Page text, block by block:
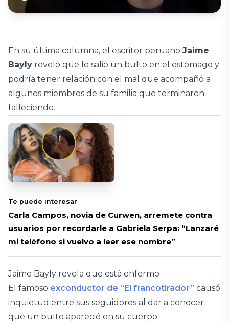
En su última columna, el escritor peruano Jaime
Bayly reveló que le salió un bulto en el estómago y
podría tener relación con el mal que acompañó a
algunos miembros de su familia que terminaron
falleciendo.
Te puede interesar
Carla Campos, novia de Curwen, arremete contra
usuarios por recordarle a Gabriela Serpa: “Lanzaré
mi teléfono si vuelvo a leer ese nombre”
Jaime Bayly revela que está enfermo
El famoso exconductor de “El francotirador” causó
inquietud entre sus seguidores al dar a conocer
que un bulto apareció en su cuerpo.